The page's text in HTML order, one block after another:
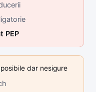
PEP
dar nesigure